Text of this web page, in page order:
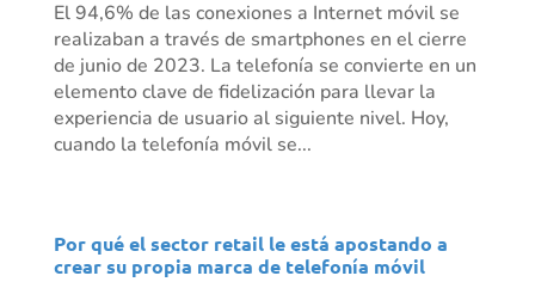
El 94,6% de las conexiones a Internet móvil se
realizaban a través de smartphones en el cierre
de junio de 2023. La telefonía se convierte en un
elemento clave de fidelización para llevar la
experiencia de usuario al siguiente nivel. Hoy,
cuando la telefonía móvil se...
Por qué el sector retail le está apostando a
crear su propia marca de telefonía móvil